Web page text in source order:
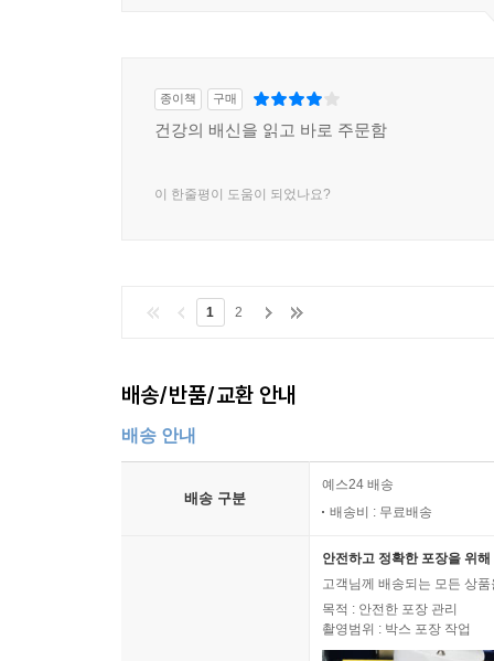
종이책 구매
건강의 배신을 읽고 바로 주문함
이 한줄평이 도움이 되었나요?
1 2
배송/반품/교환 안내
배송 안내
배송 구분
예스24 배송
배송비 : 무료배송
안전하고 정확한 포장을 위
고객님께 배송되는 모든 상
목적 : 안전한 포장 관리
촬영범위 : 박스 포장 작업